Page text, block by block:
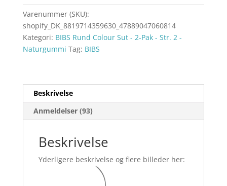
Varenummer (SKU):
shopify_DK_8819714359630_47889047060814
Kategori: BIBS Rund Colour Sut - 2-Pak - Str. 2 -
Naturgummi Tag: BIBS
Beskrivelse
Anmeldelser (93)
Beskrivelse
Yderligere beskrivelse og flere billeder her: